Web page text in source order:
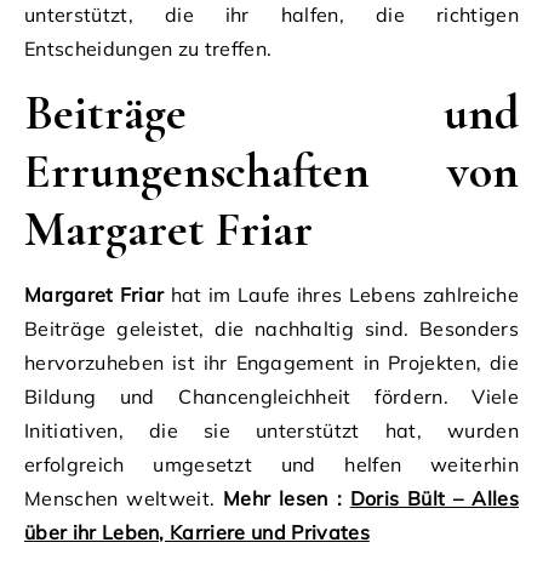
unterstützt, die ihr halfen, die richtigen
Entscheidungen zu treffen.
Beiträge und
Errungenschaften von
Margaret Friar
Margaret Friarhat im Laufe ihres Lebens zahlreiche
Beiträge geleistet, die nachhaltig sind. Besonders
hervorzuheben ist ihr Engagement in Projekten, die
Bildung und Chancengleichheit fördern. Viele
Initiativen, die sie unterstützt hat, wurden
erfolgreich umgesetzt und helfen weiterhin
Menschen weltweit. Mehr lesen : Doris Bült – Alles
über ihr Leben, Karriere und Privates